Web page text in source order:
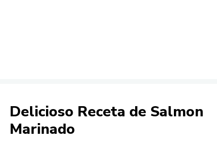
Delicioso Receta de Salmon
Marinado